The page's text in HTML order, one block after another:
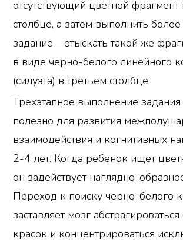
отсутствующий цветной
столбце, а затем выполнить
задание – отыскать такой же
в виде черно-белого линейного
(силуэта) в третьем столбце.
Трехэтапное выполнение
полезно для развития
взаимодействия и когнитивных
2-4 лет. Когда ребенок ищет
он задействует наглядно-
Переход к поиску черно-белого
заставляет мозг
красок и концентрироваться